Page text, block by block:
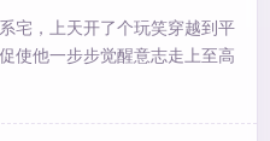
宅，上天开了个玩笑穿越到平
使他一步步觉醒意志走上至高
有限，节奏较慢，文笔一